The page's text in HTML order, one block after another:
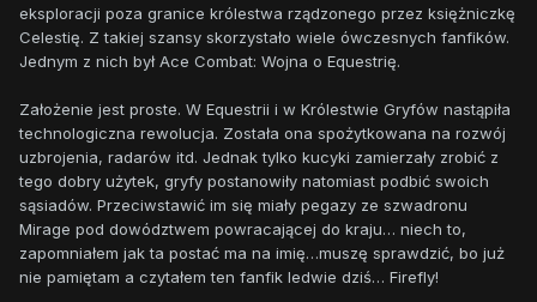
eksploracji poza granice królestwa rządzonego przez księżniczkę
Celestię. Z takiej szansy skorzystało wiele ówczesnych fanfików.
Jednym z nich był Ace Combat: Wojna o Equestrię.
Założenie jest proste. W Equestrii i w Królestwie Gryfów nastąpiła
technologiczna rewolucja. Została ona spożytkowana na rozwój
uzbrojenia, radarów itd. Jednak tylko kucyki zamierzały zrobić z
tego dobry użytek, gryfy postanowiły natomiast podbić swoich
sąsiadów. Przeciwstawić im się miały pegazy ze szwadronu
Mirage pod dowództwem powracającej do kraju… niech to,
zapomniałem jak ta postać ma na imię…muszę sprawdzić, bo już
nie pamiętam a czytałem ten fanfik ledwie dziś… Firefly!